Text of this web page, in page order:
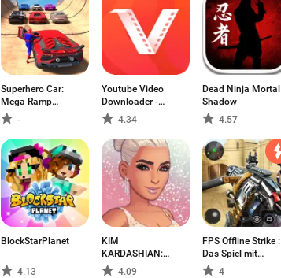
Superhero Car:
Mega Ramp
Games
-
Youtube Video
Downloader -
VidMate
4.34
Dead Ninja Mortal
Shadow
4.57
BlockStarPlanet
4.13
KIM
KARDASHIAN:
HOLLYWOOD
4.09
FPS Offline Strike :
Das Spiel mit
Streikmissionen
4